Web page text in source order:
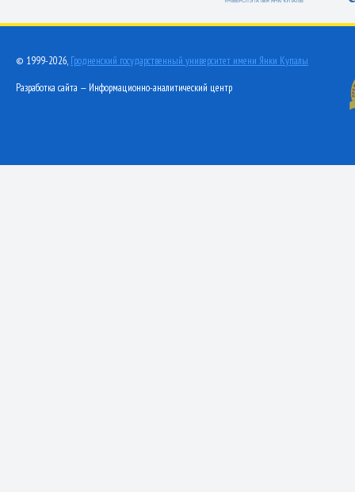
© 1999-2026, Гродненский государственный университет имени Янки Купалы
Разработка сайта — Информационно-аналитический центр